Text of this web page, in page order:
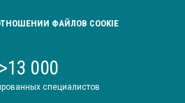
ФАЙЛОВ COOKIE
>13 000
специалистов